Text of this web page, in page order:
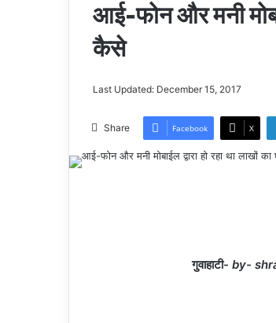
आई-फोन और मनी
कैसे
Last Updated: December 15, 2017
Share Facebook X
गुवाहाटी-by-